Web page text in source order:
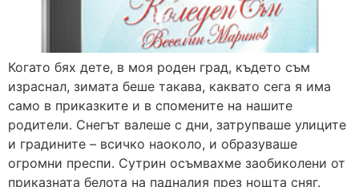
Когато бях дете, в моя роден град, където съм
израснал, зимата беше такава, каквато сега я има
само в приказките и в спомените на нашите
родители. Снегът валеше с дни, затрупваше улиците
и градините – всичко наоколо, и образуваше
огромни преспи. Сутрин осъмвахме заобиколени от
приказната белота на падналия през нощта сняг.